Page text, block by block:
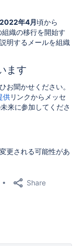
2022年4月頃から
織の移行を開始す
明するメールを組織
ます
お聞かせください。
供リンクからメッセ
来に参加してくださ
更される可能性があ
Share